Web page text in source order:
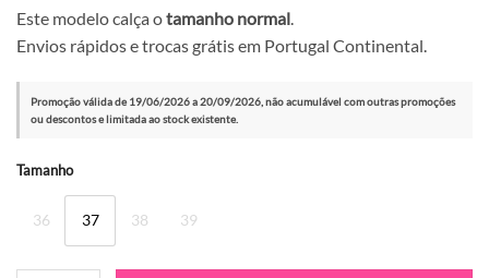
Este modelo calça otamanho normal.
Envios rápidos e trocas grátis em Portugal Continental.
Promoção válida de 19/06/2026 a 20/09/2026, não acumulável com outras promoções
ou descontos e limitada ao stock existente.
Tamanho
36 37 38 39
Alternative: